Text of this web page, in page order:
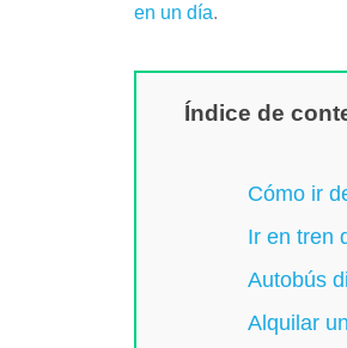
en un día.
Índice de
Cómo ir
Ir en tren
Autobús
Alquilar